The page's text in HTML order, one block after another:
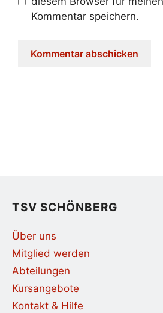
Kommentar speichern.
TSV SCHÖNBERG
Über uns
Mitglied werden
Abteilungen
Kursangebote
Kontakt & Hilfe